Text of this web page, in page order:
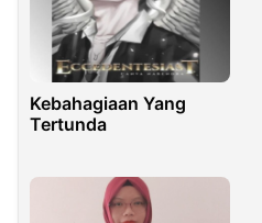
Kebahagiaan Yang
Tertunda